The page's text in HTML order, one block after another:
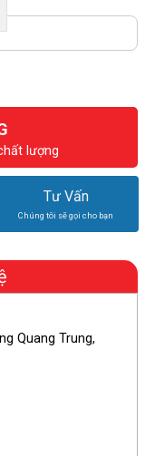
lượng
Tư Vấn
Chúng tôi sẽ gọi cho bạn
Quang Trung,